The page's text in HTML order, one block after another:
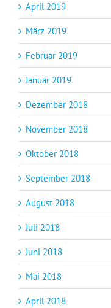
April 2019
März 2019
Februar 2019
Januar 2019
Dezember 2018
November 2018
Oktober 2018
September 2018
August 2018
Juli 2018
Juni 2018
Mai 2018
April 2018